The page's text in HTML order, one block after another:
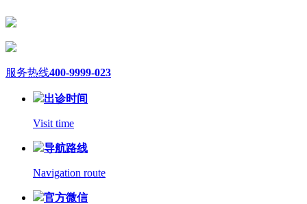
服务热线400-9999-023
出诊时间
Visit time
导航路线
Navigation route
官方微信